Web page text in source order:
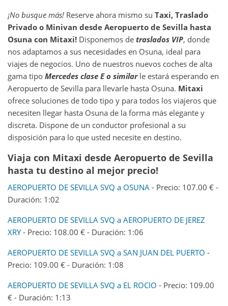
¡No busque más! Reserve ahora mismo su Taxi, Traslado
Privado o Minivan desde Aeropuerto de Sevilla hasta
Osuna con Mitaxi! Disponemos de traslados VIP, donde
nos adaptamos a sus necesidades en Osuna, ideal para
viajes de negocios. Uno de nuestros nuevos coches de alta
gama tipo Mercedes clase E o similarle estará esperando en
Aeropuerto de Sevilla para llevarle hasta Osuna. Mitaxi
ofrece soluciones de todo tipo y para todos los viajeros que
necesiten llegar hasta Osuna de la forma más elegante y
discreta. Dispone de un conductor profesional a su
disposición para lo que usted necesite en destino.
Viaja con Mitaxi desde Aeropuerto de Sevilla
hasta tu destino al mejor precio!
AEROPUERTO DE SEVILLA SVQ a OSUNA - Precio: 107.00 € -
Duración: 1:02
AEROPUERTO DE SEVILLA SVQ a AEROPUERTO DE JEREZ
XRY- Precio: 108.00 € - Duración: 1:06
AEROPUERTO DE SEVILLA SVQ a SAN JUAN DEL PUERTO -
Precio: 109.00 € - Duración: 1:08
AEROPUERTO DE SEVILLA SVQ a EL ROCIO - Precio: 109.00
€ - Duración: 1:13